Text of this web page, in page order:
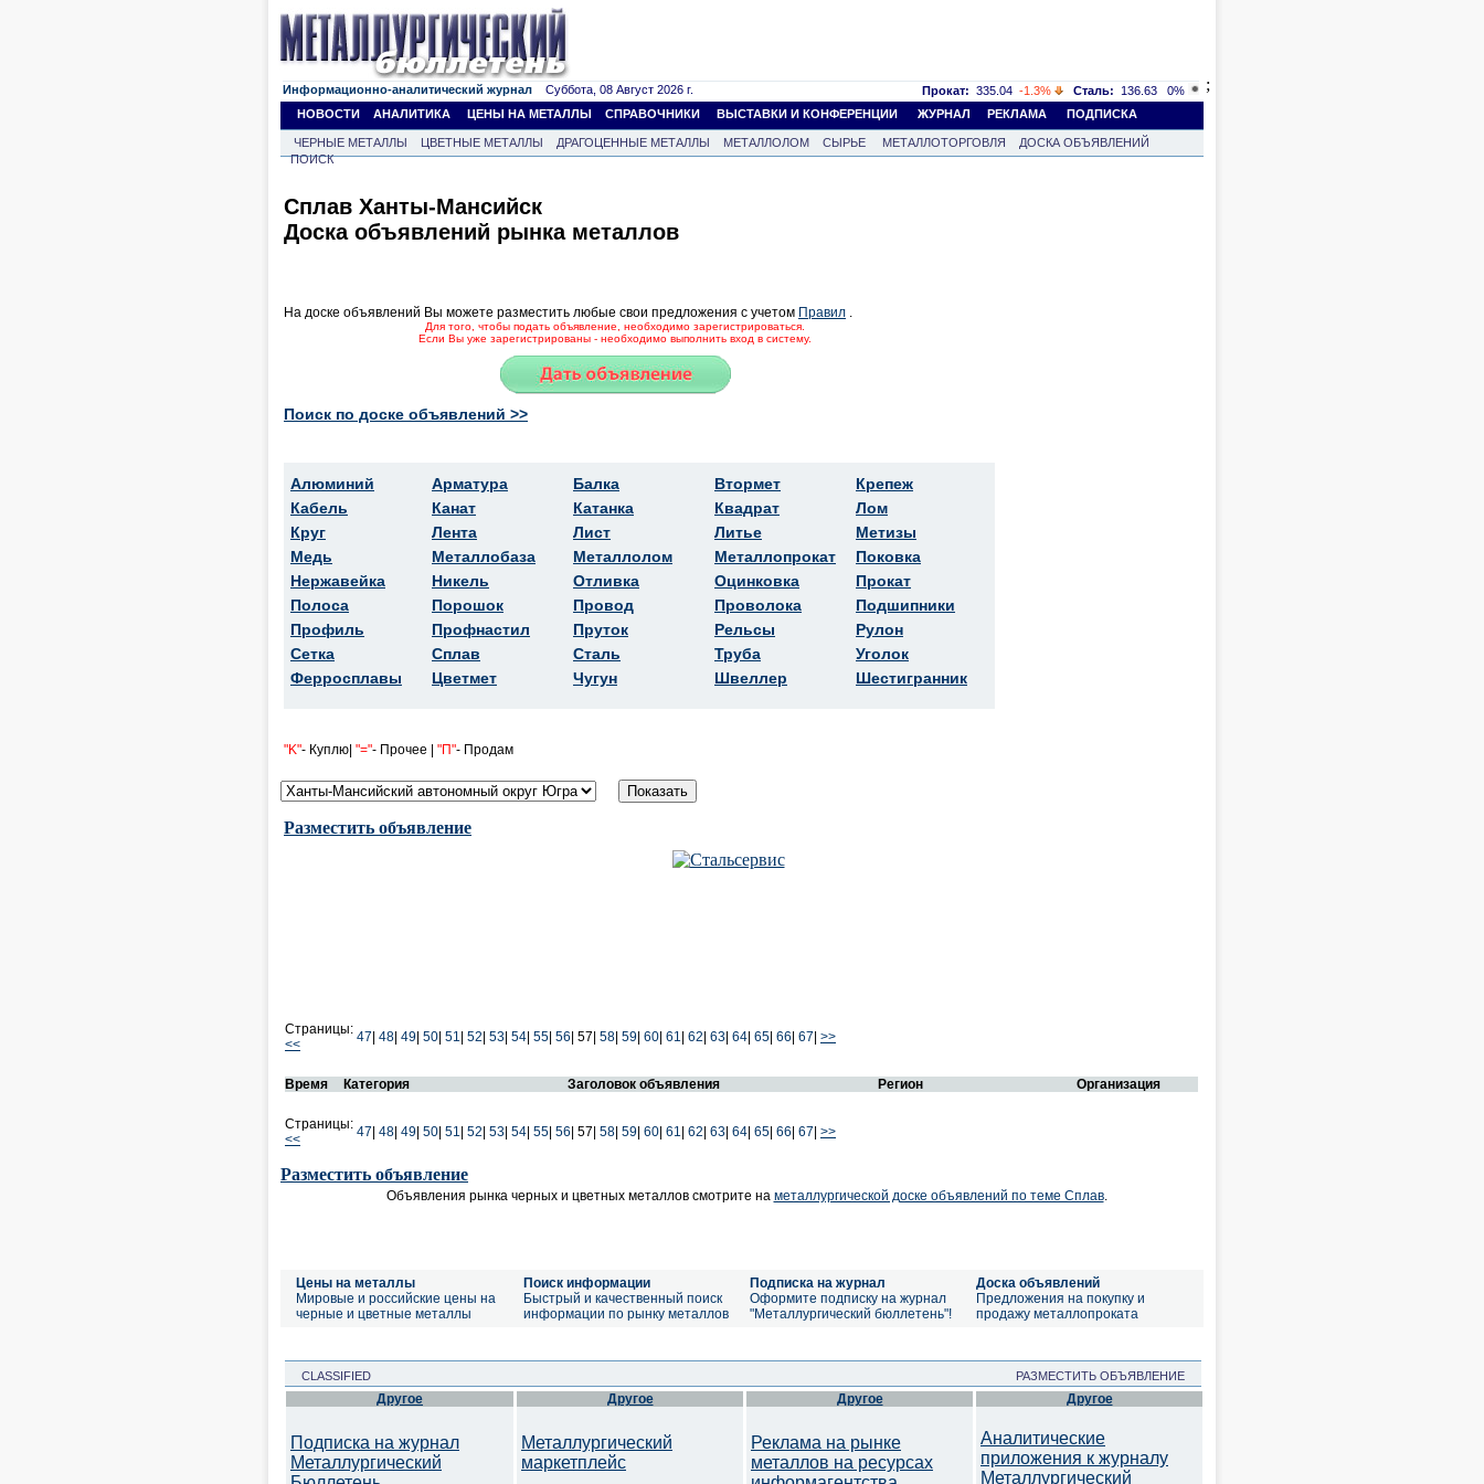
Информационно-аналитический журнал Суббота, 08 Август 2026 г. Прокат: 335.04 -1.3% Сталь: 136.63
0%
НОВОСТИ
АНАЛИТИКА ЦЕНЫ НА МЕТАЛЛЫ СПРАВОЧНИКИ ВЫСТАВКИ И КОНФЕРЕНЦИИ ЖУРНАЛ РЕКЛАМА ПОДПИСКА
ЧЕРНЫЕ МЕТАЛЛЫ ЦВЕТНЫЕ МЕТАЛЛЫ ДРАГОЦЕННЫЕ МЕТАЛЛЫ МЕТАЛЛОЛОМ СЫРЬЕ МЕТАЛЛОТОРГОВЛЯ
ДОСКА ОБЪЯВЛЕНИЙ
ПОИСК
;
Сплав Ханты-Мансийск
Доска объявлений рынка металлов
На доске объявлений Вы можете разместить любые свои предложения с учетом Правил
Для того, чтобы подать объявление, необходимо зарегистрироваться.
Если Вы уже зарегистрированы - необходимо выполнить вход в систему.
Поиск по доске объявлений >>
Алюминий
Кабель
Круг
Медь
Нержавейка
Полоса
Профиль
Сетка
Ферросплавы
Арматура
Канат
Лента
Металлобаза
Никель
Порошок
Профнастил
Сплав
Цветмет
Балка
Катанка
Лист
Металлолом
Отливка
Провод
Пруток
Сталь
Чугун
Втормет
Квадрат
Литье
Металлопрокат
Оцинковка
Проволока
Рельсы
Труба
Швеллер
Крепеж
Лом
Метизы
Поковка
Прокат
Подшипники
Рулон
Уголок
Шестигранник
"K"- Куплю| "="- Прочее | "П"- Продам
Разместить объявление
Страницы:
<<
47 48 49 50 51 52 53 54 55 56 57| 58 59 60 61 62 63 64 65 66 67 >>
Время Категория Заголовок объявления Регион Организация
Страницы:
<<
47 48 49 50 51 52 53 54 55 56 57| 58 59 60 61 62 63 64 65 66 67 >>
Разместить объявление
Объявления рынка черных и цветных металлов смотрите на металлургической доске объявлений по теме Сплав.
Цены на металлы
Мировые и российские цены на
черные и цветные металлы
Поиск информации
Быстрый и качественный поиск
информации по рынку металлов
Подписка на журнал
Оформите подписку на журнал
"Металлургический бюллетень"!
Доска объявлений
Предложения на покупку и
продажу металлопроката
CLASSIFIED РАЗМЕСТИТЬ ОБЪЯВЛЕНИЕ
Другое
Подписка на журнал
Металлургический
Другое
Металлургический
маркетплейс
Другое
Реклама на рынке
металлов на ресурсах
Другое
Аналитические
приложения к журналу
Металлургический